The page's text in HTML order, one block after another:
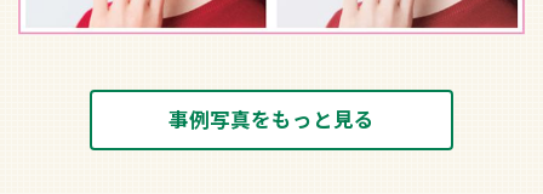
事例写真をもっと見る